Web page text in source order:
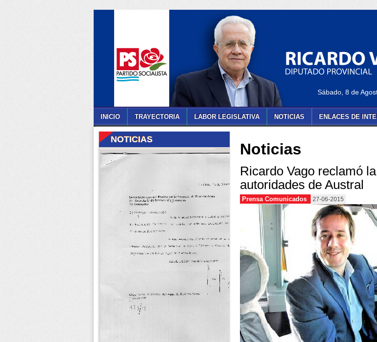
INICIO TRAYECTORIA LABOR LEGISLATIVA NOTICIAS ENLACES DE
Sábado, 8 de
NOTICIAS
Noticias
Ricardo Vago reclamó
autoridades de Austral
Prensa Comunicados 27-06-2015